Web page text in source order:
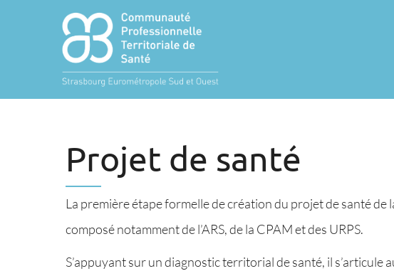
Projet de santé
La première étape formelle de création du projet de santé
composé notamment de l’ARS, de la CPAM et des URPS.
S’appuyant sur un diagnostic territorial de santé, il